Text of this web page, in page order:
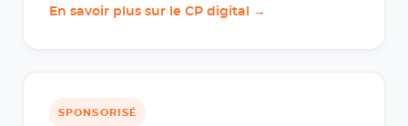
En savoir plus sur le CP digital →
SPONSORISÉ